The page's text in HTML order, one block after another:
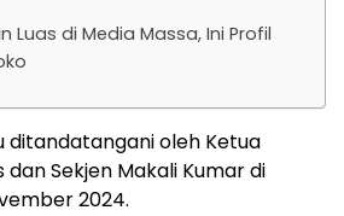
Luas di Media Massa, Ini Profil
ditandatangani oleh Ketua
dan Sekjen Makali Kumar di
2024.